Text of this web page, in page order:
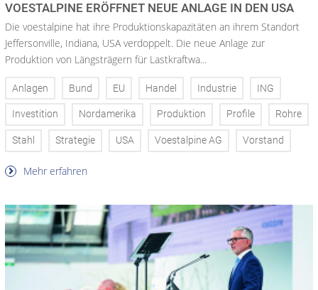
VOESTALPINE ERÖFFNET NEUE ANLAGE IN DEN USA
Die voestalpine hat ihre Produktionskapazitäten an ihrem Standort
Jeffersonville, Indiana, USA verdoppelt. Die neue Anlage zur
Produktion von Längsträgern für Lastkraftwa...
Anlagen Bund EU Handel Industrie ING
Investition Nordamerika Produktion Profile Rohre
Stahl Strategie USA Voestalpine AG Vorstand
Mehr erfahren